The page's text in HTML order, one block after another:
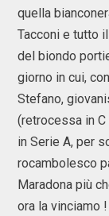
quella
Tacconi e tutto
del biondo
giorno in cui,
Stefano,
(retrocessa in
in Serie A, per
rocambolesco
Maradona più
ora la vinciamo !